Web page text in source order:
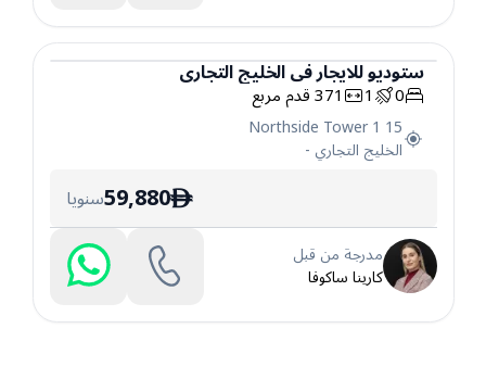
ستوديو
ستوديوللايجارفيالخليج التجاري
0
1
371قدم مربع
15 Northside Tower 1
الخليج التجاري -
ê
59,880سنويا
مدرجة من قبل
كارينا ساكوفا